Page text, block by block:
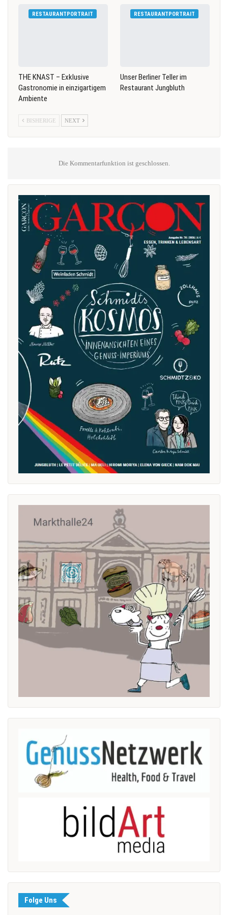
RESTAURANTPORTRAIT
THE KNAST – Exklusive
Gastronomie in einzigartigem
Ambiente
RESTAURANTPORTRAIT
Unser Berliner Teller im
Restaurant Jungbluth
BISHERIGE NEXT
Die Kommentarfunktion ist geschlossen.
Folge Uns